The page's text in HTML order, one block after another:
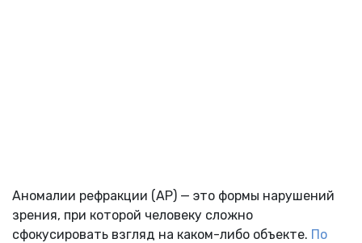
Аномалии рефракции (АР) — это формы нарушений
зрения, при которой человеку сложно
сфокусировать взгляд на каком-либо объекте. По